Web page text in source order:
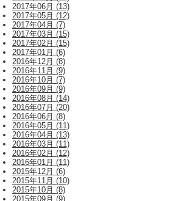
2017年06月 (13)
2017年05月 (12)
2017年04月 (7)
2017年03月 (15)
2017年02月 (15)
2017年01月 (6)
2016年12月 (8)
2016年11月 (9)
2016年10月 (7)
2016年09月 (9)
2016年08月 (14)
2016年07月 (20)
2016年06月 (8)
2016年05月 (11)
2016年04月 (13)
2016年03月 (11)
2016年02月 (12)
2016年01月 (11)
2015年12月 (6)
2015年11月 (10)
2015年10月 (8)
2015年09月 (9)